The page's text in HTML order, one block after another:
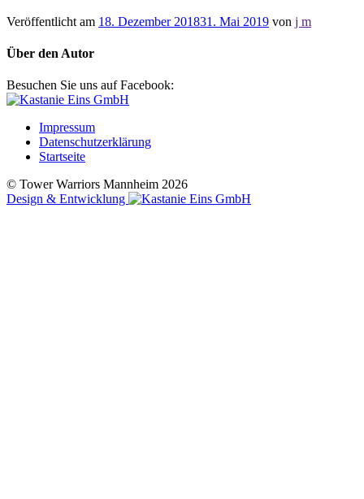
Veröffentlicht am 18. Dezember 201831. Mai 2019 von j m
Über den Autor
Besuchen Sie uns auf Facebook:
Impressum
Datenschutzerklärung
Startseite
© Tower Warriors Mannheim 2026
Design & Entwicklung